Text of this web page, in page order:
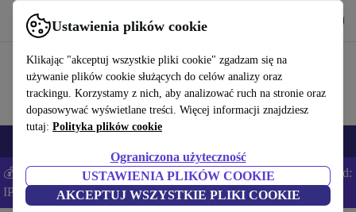
Ustawienia plików cookie
Klikając "akceptuj wszystkie pliki cookie" zgadzam się na
używanie plików cookie służących do celów analizy oraz
trackingu. Korzystamy z nich, aby analizować ruch na stronie oraz
dopasowywać wyświetlane treści. Więcej informacji znajdziesz
tutaj: Polityka plików cookie
Ograniczona użyteczność
USTAWIENIA PLIKÓW COOKIE
AKCEPTUJ WSZYSTKIE PLIKI COOKIE
Korzystaj z refurbed szybko i łatwo
💰Zaoszczędź DODATKOWE 5% na wszystkich iPhone’ach – Kod:
IPHONEDEAL –Regulamin